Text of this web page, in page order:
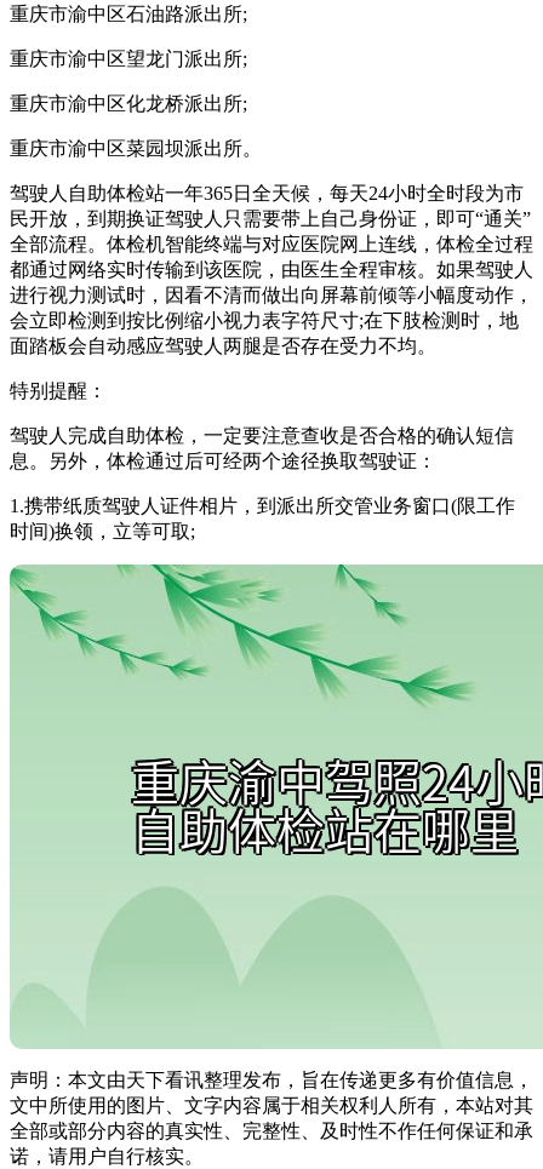
重庆市渝中区石油路派出所;
重庆市渝中区望龙门派出所;
重庆市渝中区化龙桥派出所;
重庆市渝中区菜园坝派出所。
驾驶人自助体检站一年365日全天候，每天24小时全时段为市
民开放，到期换证驾驶人只需要带上自己身份证，即可“通关”
全部流程。体检机智能终端与对应医院网上连线，体检全过程
都通过网络实时传输到该医院，由医生全程审核。如果驾驶人
进行视力测试时，因看不清而做出向屏幕前倾等小幅度动作，
会立即检测到按比例缩小视力表字符尺寸;在下肢检测时，地
面踏板会自动感应驾驶人两腿是否存在受力不均。
特别提醒：
驾驶人完成自助体检，一定要注意查收是否合格的确认短信
息。另外，体检通过后可经两个途径换取驾驶证：
1.携带纸质驾驶人证件相片，到派出所交管业务窗口(限工作
时间)换领，立等可取;
声明：本文由天下看讯整理发布，旨在传递更多有价值信息，
文中所使用的图片、文字内容属于相关权利人所有，本站对其
全部或部分内容的真实性、完整性、及时性不作任何保证和承
诺，请用户自行核实。